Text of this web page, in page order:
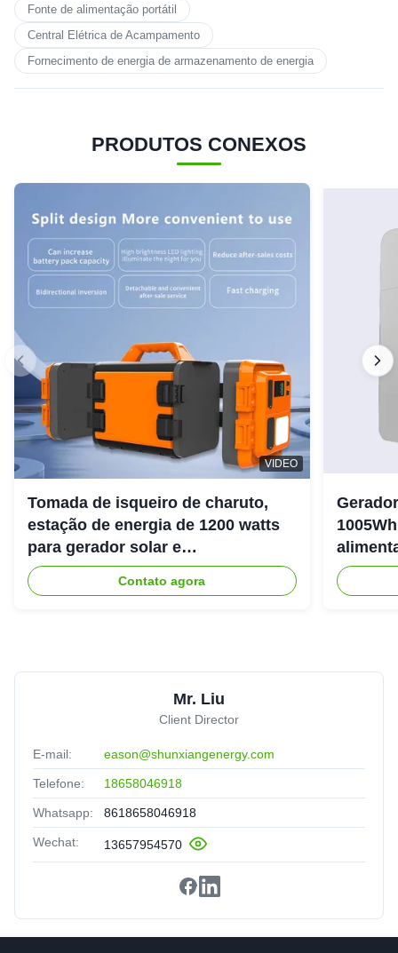
Fonte de alimentação portátil
Central Elétrica de Acampamento
Fornecimento de energia de armazenamento de energia
PRODUTOS CONEXOS
VIDEO
Tomada de isqueiro de charuto,
estação de energia de 1200 watts
para gerador solar e
armazenamento de energia
Contato agora
livre
Mr. Liu
Client Director
E-mail: eason@shunxiangenergy.com
Telefone: 18658046918
Whatsapp: 8618658046918
Wechat: 13657954570